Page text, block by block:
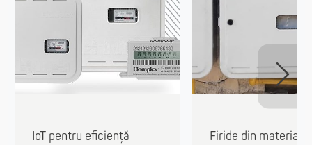
IoT pentru eficiență
Firide din materiale